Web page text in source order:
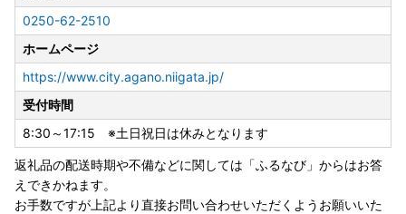
0250-62-2510
ホームページ
https://www.city.agano.niigata.jp/
受付時間
8:30～17:15 ※土日祝日は休みとなります
返礼品の配送時期や不備などに関しては「ふるなび」からはお答
えできかねます。
お手数ですが上記より直接お問い合わせいただくようお願いいた